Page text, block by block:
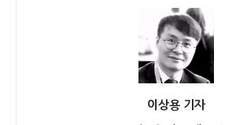
이상용 기자